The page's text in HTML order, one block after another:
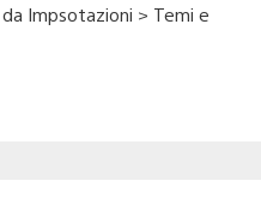
da Impsotazioni > Temi e